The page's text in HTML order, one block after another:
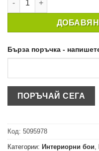
Бърза поръчка -
Код: 5095978
Категории: Интериорни бои